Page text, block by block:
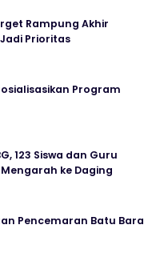
Rampung Akhir
Prioritas
Program
123 Siswa dan Guru
ke Daging
Pencemaran Batu Bara